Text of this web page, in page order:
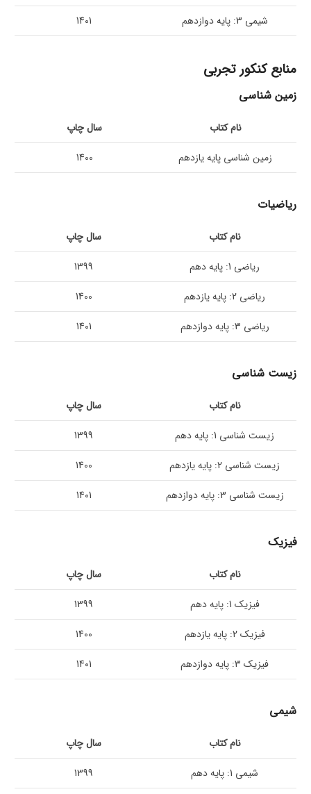
شیمی 3: پایه دوازدهم 1401
منابع کنکور تجربی
زمین شناسی
نام کتاب
سال چاپ
زمین شناسی پایه یازدهم
1400
ریاضیات
نام کتاب
سال چاپ
ریاضی 1: پایه دهم
1399
ریاضی 2: پایه یازدهم
1400
ریاضی 3: پایه دوازدهم
1401
زیست شناسی
نام کتاب
سال چاپ
زیست شناسی 1: پایه دهم
1399
زیست شناسی 2: پایه یازدهم
1400
زیست شناسی 3: پایه دوازدهم
1401
فیزیک
نام کتاب
سال چاپ
فیزیک 1: پایه دهم
1399
فیزیک 2: پایه یازدهم
1400
فیزیک 3: پایه دوازدهم
1401
شیمی
نام کتاب
سال چاپ
شیمی 1: پایه دهم
1399